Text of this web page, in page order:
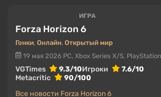
ИГРА
Forza Horizon 6
Гонки, Онлайн, Открытый мир
19 мая 2026 PC, Xbox Series X/S,
VGTimes 9.3/10Игроки
7.6/10
Metacritic
90/100
Все новости Forza Horizon 6